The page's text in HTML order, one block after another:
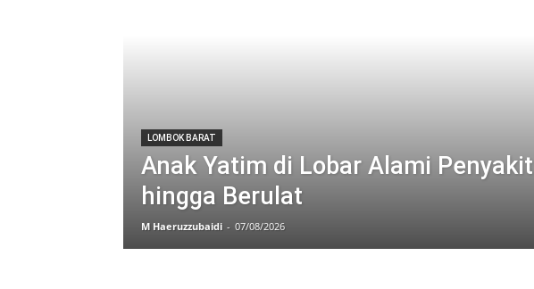
LOMBOK BARAT
Anak Yatim di Lobar Alami Penyakit
hingga Berulat
M Haeruzzubaidi - 07/08/2026